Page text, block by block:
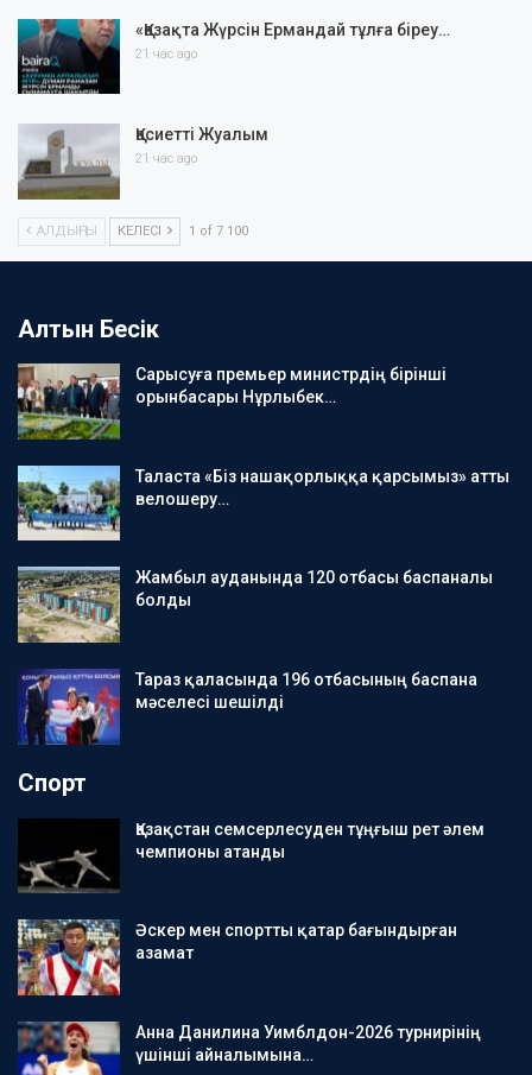
«Қазақта Жүрсін Ермандай тұлға біреу…
21 час ago
Қасиетті Жуалым
21 час ago
АЛДЫҢҒЫ КЕЛЕСІ 1 of 7 100
Алтын Бесік
Сарысуға премьер министрдің бірінші
орынбасары Нұрлыбек…
Таласта «Біз нашақорлыққа қарсымыз» атты
велошеру…
Жамбыл ауданында 120 отбасы баспаналы
болды
Тараз қаласында 196 отбасының баспана
мәселесі шешілді
Спорт
Қазақстан семсерлесуден тұңғыш рет әлем
чемпионы атанды
Әскер мен спортты қатар бағындырған
азамат
Анна Данилина Уимблдон-2026 турнирінің
үшінші айналымына…